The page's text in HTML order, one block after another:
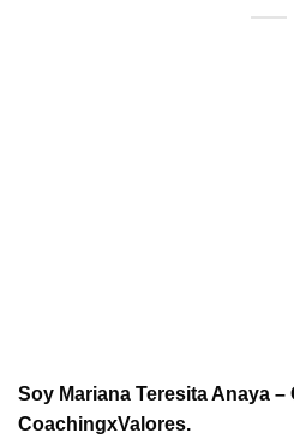
Soy Mariana Teresita Anaya –
CoachingxValores.